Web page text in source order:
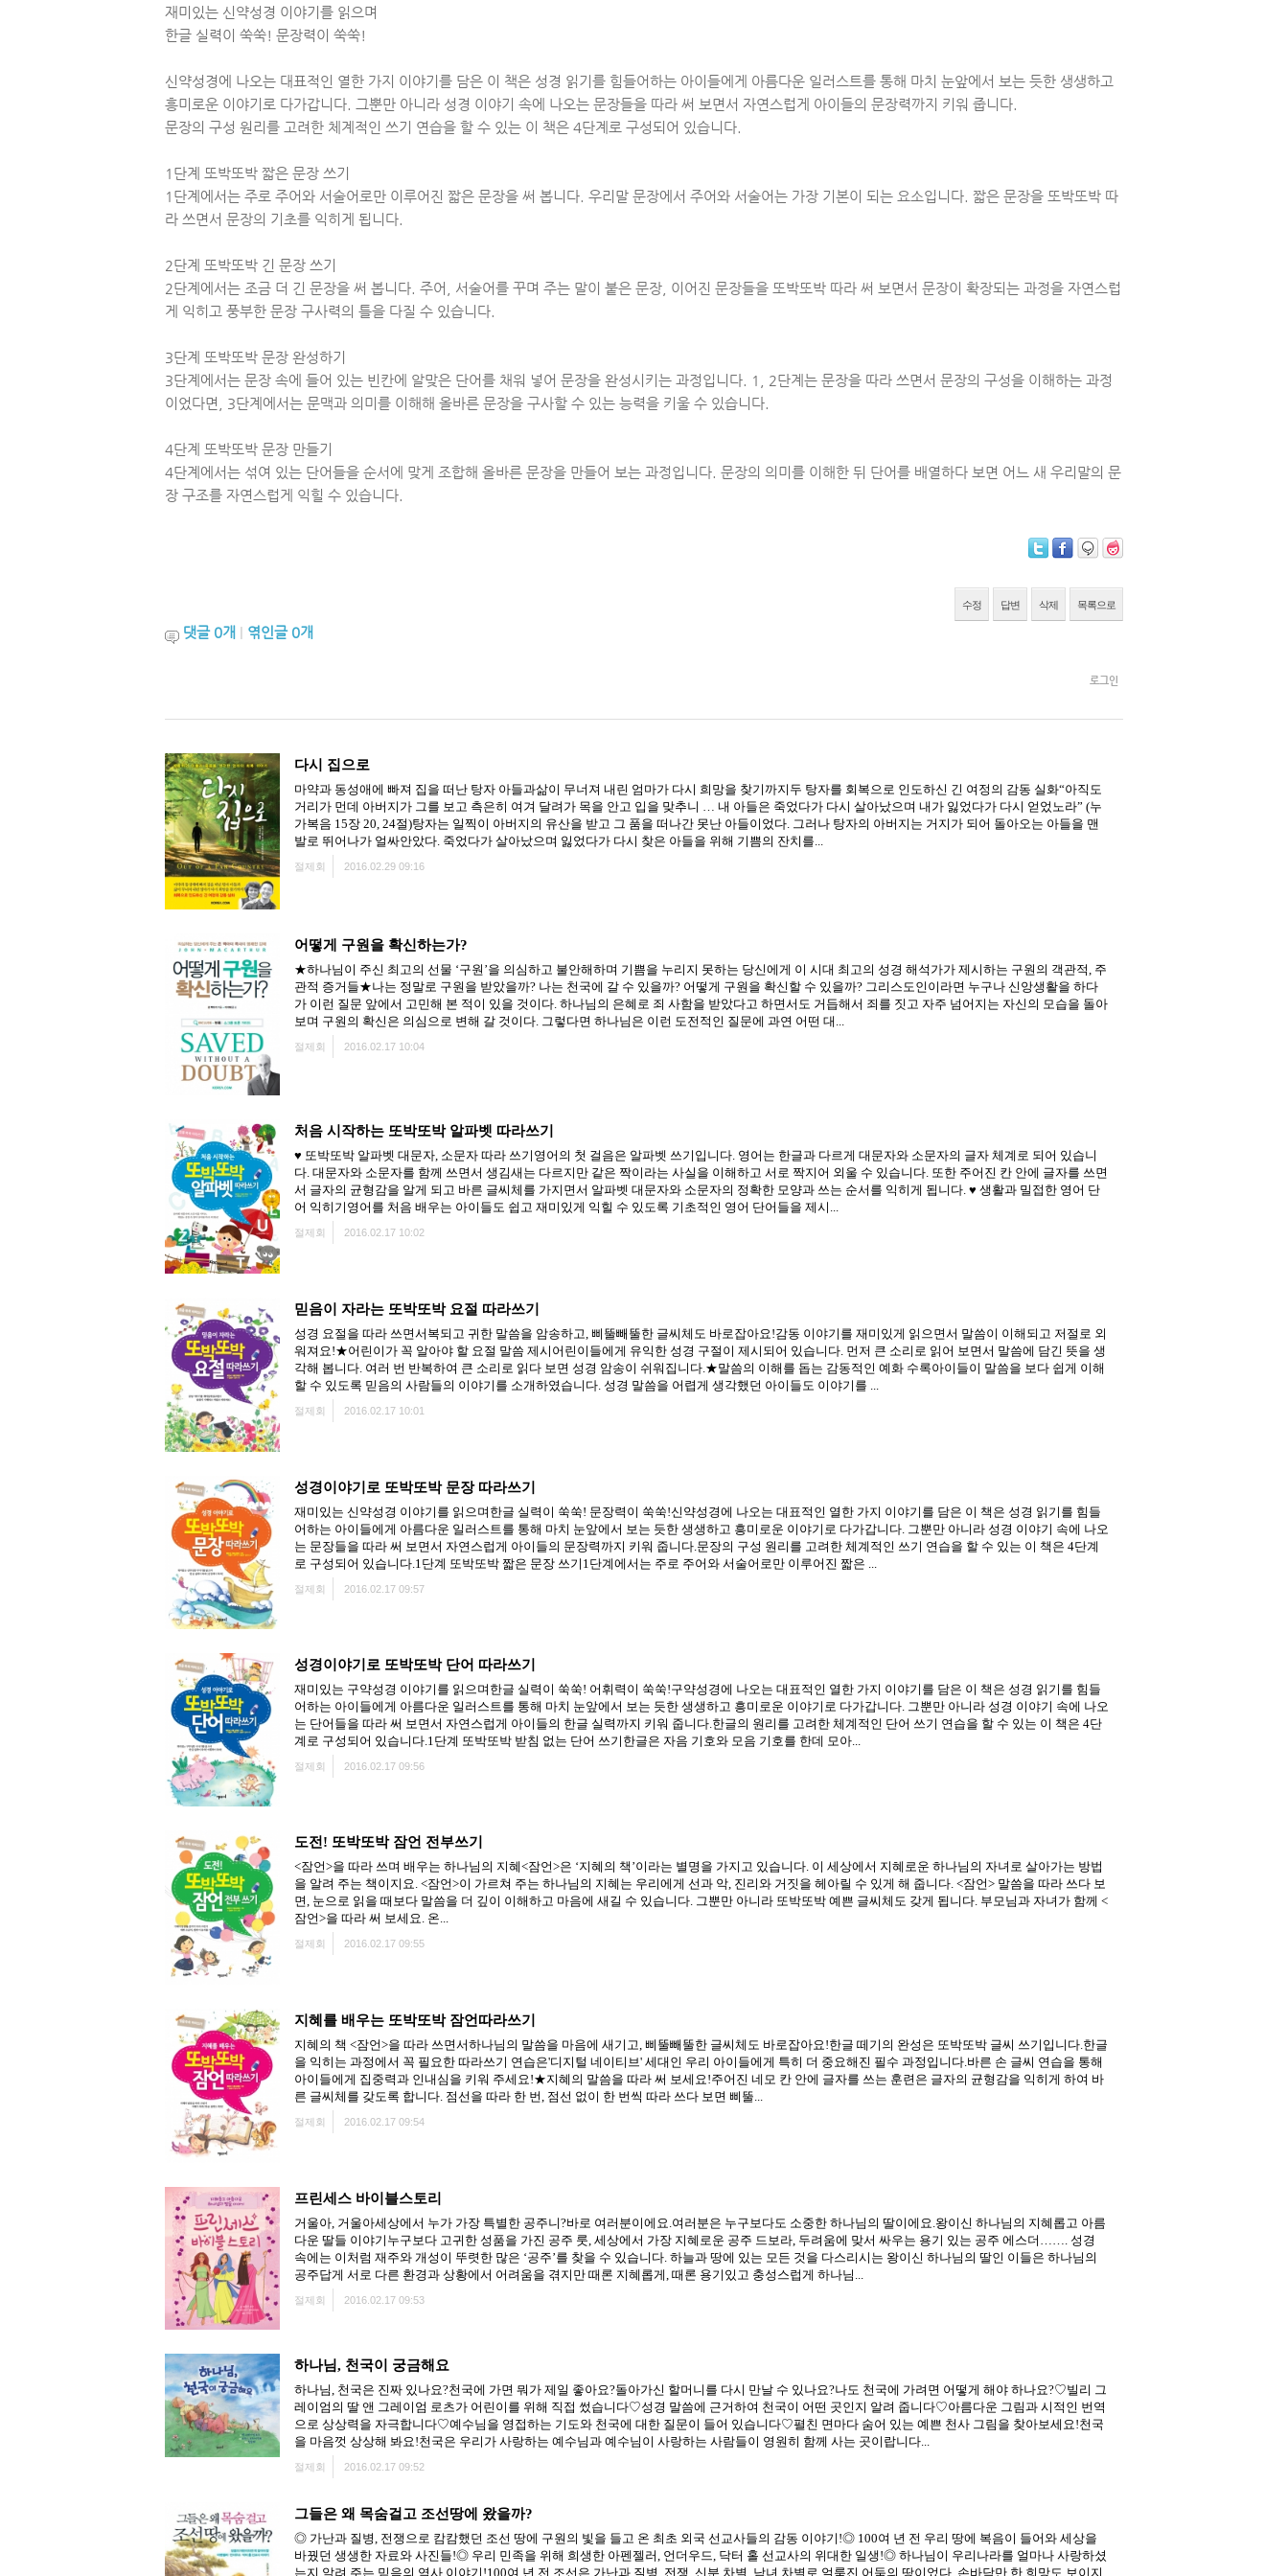
재미있는 신약성경 이야기를 읽으며
한글 실력이 쑥쑥! 문장력이 쑥쑥!
신약성경에 나오는 대표적인 열한 가지 이야기를 담은 이 책은 성경 읽기를 힘들어하는 아이들에게 아름다운 일러스트를 통해 마치 눈앞에서 보는 듯한 생생하고
흥미로운 이야기로 다가갑니다. 그뿐만 아니라 성경 이야기 속에 나오는 문장들을 따라 써 보면서 자연스럽게 아이들의 문장력까지 키워 줍니다.
문장의 구성 원리를 고려한 체계적인 쓰기 연습을 할 수 있는 이 책은 4단계로 구성되어 있습니다.
1단계 또박또박 짧은 문장 쓰기
1단계에서는 주로 주어와 서술어로만 이루어진 짧은 문장을 써 봅니다. 우리말 문장에서 주어와 서술어는 가장 기본이 되는 요소입니다. 짧은 문장을 또박또박 따
라 쓰면서 문장의 기초를 익히게 됩니다.
2단계 또박또박 긴 문장 쓰기
2단계에서는 조금 더 긴 문장을 써 봅니다. 주어, 서술어를 꾸며 주는 말이 붙은 문장, 이어진 문장들을 또박또박 따라 써 보면서 문장이 확장되는 과정을 자연스럽
게 익히고 풍부한 문장 구사력의 틀을 다질 수 있습니다.
3단계 또박또박 문장 완성하기
3단계에서는 문장 속에 들어 있는 빈칸에 알맞은 단어를 채워 넣어 문장을 완성시키는 과정입니다. 1, 2단계는 문장을 따라 쓰면서 문장의 구성을 이해하는 과정
이었다면, 3단계에서는 문맥과 의미를 이해해 올바른 문장을 구사할 수 있는 능력을 키울 수 있습니다.
4단계 또박또박 문장 만들기
4단계에서는 섞여 있는 단어들을 순서에 맞게 조합해 올바른 문장을 만들어 보는 과정입니다. 문장의 의미를 이해한 뒤 단어를 배열하다 보면 어느 새 우리말의 문
장 구조를 자연스럽게 익힐 수 있습니다.
수정 답변 삭제 목록으로
댓글 0개 | 엮인글 0개
로그인
다시 집으로
마약과 동성애에 빠져 집을 떠난 탕자 아들과삶이 무너져 내린 엄마가 다시 희망을 찾기까지두 탕자를 회복으로 인도하신 긴 여정의 감동 실화“아직도
거리가 먼데 아버지가 그를 보고 측은히 여겨 달려가 목을 안고 입을 맞추니 … 내 아들은 죽었다가 다시 살아났으며 내가 잃었다가 다시 얻었노라” (누
가복음 15장 20, 24절)탕자는 일찍이 아버지의 유산을 받고 그 품을 떠나간 못난 아들이었다. 그러나 탕자의 아버지는 거지가 되어 돌아오는 아들을 맨
발로 뛰어나가 얼싸안았다. 죽었다가 살아났으며 잃었다가 다시 찾은 아들을 위해 기쁨의 잔치를...
절제회 2016.02.29 09:16
어떻게 구원을 확신하는가?
★하나님이 주신 최고의 선물 ‘구원’을 의심하고 불안해하며 기쁨을 누리지 못하는 당신에게 이 시대 최고의 성경 해석가가 제시하는 구원의 객관적, 주
관적 증거들★나는 정말로 구원을 받았을까? 나는 천국에 갈 수 있을까? 어떻게 구원을 확신할 수 있을까? 그리스도인이라면 누구나 신앙생활을 하다
가 이런 질문 앞에서 고민해 본 적이 있을 것이다. 하나님의 은혜로 죄 사함을 받았다고 하면서도 거듭해서 죄를 짓고 자주 넘어지는 자신의 모습을 돌아
보며 구원의 확신은 의심으로 변해 갈 것이다. 그렇다면 하나님은 이런 도전적인 질문에 과연 어떤 대...
절제회 2016.02.17 10:04
처음 시작하는 또박또박 알파벳 따라쓰기
♥ 또박또박 알파벳 대문자, 소문자 따라 쓰기영어의 첫 걸음은 알파벳 쓰기입니다. 영어는 한글과 다르게 대문자와 소문자의 글자 체계로 되어 있습니
다. 대문자와 소문자를 함께 쓰면서 생김새는 다르지만 같은 짝이라는 사실을 이해하고 서로 짝지어 외울 수 있습니다. 또한 주어진 칸 안에 글자를 쓰면
서 글자의 균형감을 알게 되고 바른 글씨체를 가지면서 알파벳 대문자와 소문자의 정확한 모양과 쓰는 순서를 익히게 됩니다. ♥ 생활과 밀접한 영어 단
어 익히기영어를 처음 배우는 아이들도 쉽고 재미있게 익힐 수 있도록 기초적인 영어 단어들을 제시...
절제회 2016.02.17 10:02
믿음이 자라는 또박또박 요절 따라쓰기
성경 요절을 따라 쓰면서복되고 귀한 말씀을 암송하고, 삐뚤빼뚤한 글씨체도 바로잡아요!감동 이야기를 재미있게 읽으면서 말씀이 이해되고 저절로 외
워져요!★어린이가 꼭 알아야 할 요절 말씀 제시어린이들에게 유익한 성경 구절이 제시되어 있습니다. 먼저 큰 소리로 읽어 보면서 말씀에 담긴 뜻을 생
각해 봅니다. 여러 번 반복하여 큰 소리로 읽다 보면 성경 암송이 쉬워집니다.★말씀의 이해를 돕는 감동적인 예화 수록아이들이 말씀을 보다 쉽게 이해
할 수 있도록 믿음의 사람들의 이야기를 소개하였습니다. 성경 말씀을 어렵게 생각했던 아이들도 이야기를 ...
절제회 2016.02.17 10:01
성경이야기로 또박또박 문장 따라쓰기
재미있는 신약성경 이야기를 읽으며한글 실력이 쑥쑥! 문장력이 쑥쑥!신약성경에 나오는 대표적인 열한 가지 이야기를 담은 이 책은 성경 읽기를 힘들
어하는 아이들에게 아름다운 일러스트를 통해 마치 눈앞에서 보는 듯한 생생하고 흥미로운 이야기로 다가갑니다. 그뿐만 아니라 성경 이야기 속에 나오
는 문장들을 따라 써 보면서 자연스럽게 아이들의 문장력까지 키워 줍니다.문장의 구성 원리를 고려한 체계적인 쓰기 연습을 할 수 있는 이 책은 4단계
로 구성되어 있습니다.1단계 또박또박 짧은 문장 쓰기1단계에서는 주로 주어와 서술어로만 이루어진 짧은 ...
절제회 2016.02.17 09:57
성경이야기로 또박또박 단어 따라쓰기
재미있는 구약성경 이야기를 읽으며한글 실력이 쑥쑥! 어휘력이 쑥쑥!구약성경에 나오는 대표적인 열한 가지 이야기를 담은 이 책은 성경 읽기를 힘들
어하는 아이들에게 아름다운 일러스트를 통해 마치 눈앞에서 보는 듯한 생생하고 흥미로운 이야기로 다가갑니다. 그뿐만 아니라 성경 이야기 속에 나오
는 단어들을 따라 써 보면서 자연스럽게 아이들의 한글 실력까지 키워 줍니다.한글의 원리를 고려한 체계적인 단어 쓰기 연습을 할 수 있는 이 책은 4단
계로 구성되어 있습니다.1단계 또박또박 받침 없는 단어 쓰기한글은 자음 기호와 모음 기호를 한데 모아...
절제회 2016.02.17 09:56
도전! 또박또박 잠언 전부쓰기
<잠언>을 따라 쓰며 배우는 하나님의 지혜<잠언>은 ‘지혜의 책’이라는 별명을 가지고 있습니다. 이 세상에서 지혜로운 하나님의 자녀로 살아가는 방법
을 알려 주는 책이지요. <잠언>이 가르쳐 주는 하나님의 지혜는 우리에게 선과 악, 진리와 거짓을 헤아릴 수 있게 해 줍니다. <잠언> 말씀을 따라 쓰다 보
면, 눈으로 읽을 때보다 말씀을 더 깊이 이해하고 마음에 새길 수 있습니다. 그뿐만 아니라 또박또박 예쁜 글씨체도 갖게 됩니다. 부모님과 자녀가 함께 <
잠언>을 따라 써 보세요. 온...
절제회 2016.02.17 09:55
지혜를 배우는 또박또박 잠언따라쓰기
지혜의 책 <잠언>을 따라 쓰면서하나님의 말씀을 마음에 새기고, 삐뚤빼뚤한 글씨체도 바로잡아요!한글 떼기의 완성은 또박또박 글씨 쓰기입니다.한글
을 익히는 과정에서 꼭 필요한 따라쓰기 연습은'디지털 네이티브' 세대인 우리 아이들에게 특히 더 중요해진 필수 과정입니다.바른 손 글씨 연습을 통해
아이들에게 집중력과 인내심을 키워 주세요!★지혜의 말씀을 따라 써 보세요!주어진 네모 칸 안에 글자를 쓰는 훈련은 글자의 균형감을 익히게 하여 바
른 글씨체를 갖도록 합니다. 점선을 따라 한 번, 점선 없이 한 번씩 따라 쓰다 보면 삐뚤...
절제회 2016.02.17 09:54
프린세스 바이블스토리
거울아, 거울아세상에서 누가 가장 특별한 공주니?바로 여러분이에요.여러분은 누구보다도 소중한 하나님의 딸이에요.왕이신 하나님의 지혜롭고 아름
다운 딸들 이야기누구보다 고귀한 성품을 가진 공주 룻, 세상에서 가장 지혜로운 공주 드보라, 두려움에 맞서 싸우는 용기 있는 공주 에스더……. 성경
속에는 이처럼 재주와 개성이 뚜렷한 많은 ‘공주’를 찾을 수 있습니다. 하늘과 땅에 있는 모든 것을 다스리시는 왕이신 하나님의 딸인 이들은 하나님의
공주답게 서로 다른 환경과 상황에서 어려움을 겪지만 때론 지혜롭게, 때론 용기있고 충성스럽게 하나님...
절제회 2016.02.17 09:53
하나님, 천국이 궁금해요
하나님, 천국은 진짜 있나요?천국에 가면 뭐가 제일 좋아요?돌아가신 할머니를 다시 만날 수 있나요?나도 천국에 가려면 어떻게 해야 하나요?♡빌리 그
레이엄의 딸 앤 그레이엄 로츠가 어린이를 위해 직접 썼습니다♡성경 말씀에 근거하여 천국이 어떤 곳인지 알려 줍니다♡아름다운 그림과 시적인 번역
으로 상상력을 자극합니다♡예수님을 영접하는 기도와 천국에 대한 질문이 들어 있습니다♡펼친 면마다 숨어 있는 예쁜 천사 그림을 찾아보세요!천국
을 마음껏 상상해 봐요!천국은 우리가 사랑하는 예수님과 예수님이 사랑하는 사람들이 영원히 함께 사는 곳이랍니다...
절제회 2016.02.17 09:52
그들은 왜 목숨걸고 조선땅에 왔을까?
◎ 가난과 질병, 전쟁으로 캄캄했던 조선 땅에 구원의 빛을 들고 온 최초 외국 선교사들의 감동 이야기!◎ 100여 년 전 우리 땅에 복음이 들어와 세상을
바꿨던 생생한 자료와 사진들!◎ 우리 민족을 위해 희생한 아펜젤러, 언더우드, 닥터 홀 선교사의 위대한 일생!◎ 하나님이 우리나라를 얼마나 사랑하셨
는지 알려 주는 믿음의 역사 이야기!100여 년 전 조선은 가난과 질병, 전쟁, 신분 차별, 남녀 차별로 얼룩진 어둠의 땅이었다. 손바닥만 한 희망도 보이지